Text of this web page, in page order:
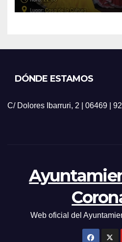
DÓNDE ESTAMOS
C/ Dolores Ibarruri, 2 | 06469 |
Web oficial del